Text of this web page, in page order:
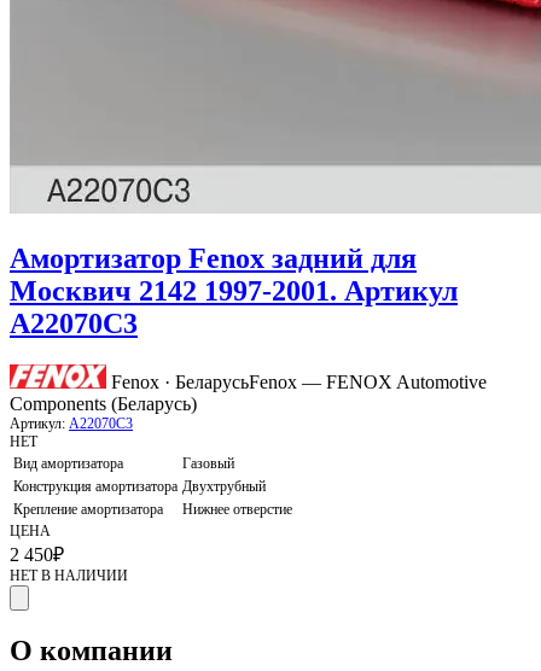
Амортизатор Fenox задний для
Москвич 2142 1997-2001. Артикул
A22070C3
Fenox · БеларусьFenox — FENOX Automotive
Components (Беларусь)
Артикул: A22070C3
НЕТ
Вид амортизатора
Газовый
Конструкция амортизатора Двухтрубный
Крепление амортизатора
Нижнее отверстие
ЦЕНА
2 450₽
НЕТ В НАЛИЧИИ
О компании